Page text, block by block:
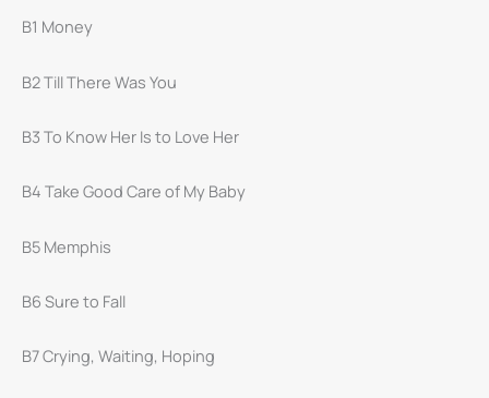
-
Beatles
The
Tapes
(Picture
B1 Money
B2 Till There Was You
B3 To Know Her Is to Love Her
B4 Take Good Care of My Baby
B5 Memphis
B6 Sure to Fall
B7 Crying, Waiting, Hoping